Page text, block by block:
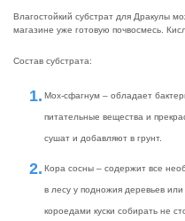
Влагостойкий субстрат для Дракулы
магазине уже готовую почвосмесь.
Состав субстрата:
Мох-сфагнум – обладает
питательные вещества и
сушат и добавляют в грунт.
Кора сосны – содержит все
в лесу у подножия деревьев
короедами куски собирать не